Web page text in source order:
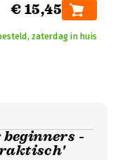
€ 15,45
zaterdag in huis
-